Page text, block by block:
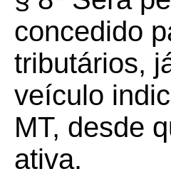
concedido
tributários,
veículo
MT, desde
ativa.